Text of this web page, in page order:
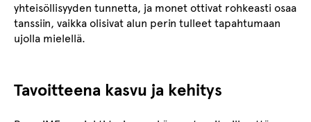
yhteisöllisyyden tunnetta, ja monet ottivat rohkeasti osaa
tanssiin, vaikka olisivat alun perin tulleet tapahtumaan
ujolla mielellä.
Tavoitteena kasvu ja kehitys